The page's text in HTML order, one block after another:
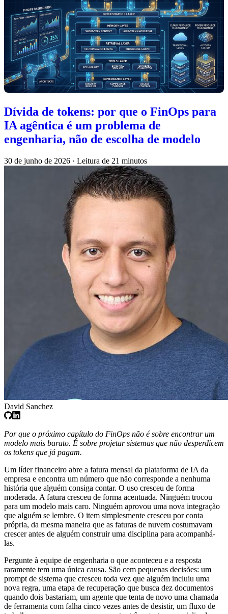
Dívida de tokens: por que o FinOps para
IA agêntica é um problema de
engenharia, não de escolha de modelo
30 de junho de 2026 · Leitura de 21 minutos
David Sanchez
Por que o próximo capítulo do FinOps não é sobre encontrar um
modelo mais barato. É sobre projetar sistemas que não desperdicem
os tokens que já pagam.
Um líder financeiro abre a fatura mensal da plataforma de IA da
empresa e encontra um número que não corresponde a nenhuma
história que alguém consiga contar. O uso cresceu de forma
moderada. A fatura cresceu de forma acentuada. Ninguém trocou
para um modelo mais caro. Ninguém aprovou uma nova integração
que alguém se lembre. O item simplesmente cresceu por conta
própria, da mesma maneira que as faturas de nuvem costumavam
crescer antes de alguém construir uma disciplina para acompanhá-
las.
Pergunte à equipe de engenharia o que aconteceu e a resposta
raramente tem uma única causa. São cem pequenas decisões: um
prompt de sistema que cresceu toda vez que alguém incluiu uma
nova regra, uma etapa de recuperação que busca dez documentos
quando dois bastariam, um agente que tenta de novo uma chamada
de ferramenta com falha cinco vezes antes de desistir, um fluxo de